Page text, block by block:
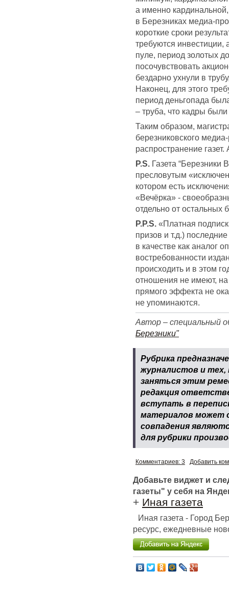
а именно
в Березниках медиа-
короткие сроки
требуются
пуле, период золотых
посочувствовать
бездарно ухнули в
Наконец, для этого
период деньгопада
– труба, что кадры были
Таким образом,
березниковского
распространение
P.S. Газета “Березники
пресловутым
котором есть
«Вечёрка» -
отдельно от остальных
P.P.S. «Платная
призов и т.д.)
в качестве как аналог
востребованности
происходить и в этом
отношения не имеют,
прямого эффекта не
не упоминаются.
Автор – специальный
Березники"
Рубрика
журналистов и
заняться этим
редакция
вступать в
материалов может
совпадения
для рубрики
Комментариев: 3 Добавить
Добавьте виджет и
газеты" у себя на
+ Иная газета
Иная газета - Город
ресурс, ежедневные